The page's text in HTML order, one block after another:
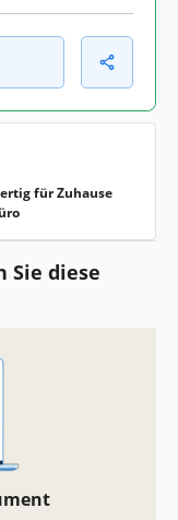
für Zuhause
Sie diese